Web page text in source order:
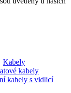
Kabely
kabely
kabely s vidlicí